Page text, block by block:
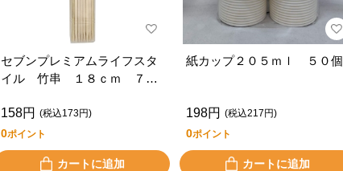
セブンプレミアムライフスタ
イル 竹串 １８ｃｍ ７５
158円 (税込173円)
0ポイント
カートに追加
紙カップ２０５ｍｌ ５０個
198円 (税込217円)
0ポイント
カートに追加